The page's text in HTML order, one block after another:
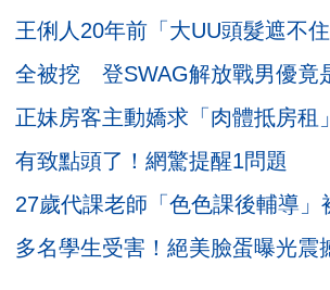
王俐人20年前「大UU頭髮遮不
全被挖 登SWAG解放戰男優竟
正妹房客主動嬌求「肉體抵房
有致點頭了！網驚提醒1問題
27歲代課老師「色色課後輔導
多名學生受害！絕美臉蛋曝光震